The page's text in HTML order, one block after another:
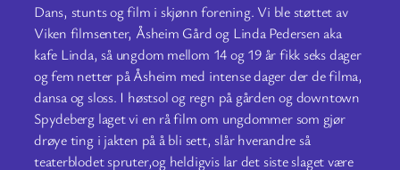
Dans, stunts og film i skjønn forening. Vi ble støttet av
Viken filmsenter, Åsheim Gård og Linda Pedersen aka
kafe Linda, så ungdom mellom 14 og 19 år fikk seks dager
og fem netter på Åsheim med intense dager der de filma,
dansa og sloss. I høstsol og regn på gården og downtown
Spydeberg laget vi en rå film om ungdommer som gjør
drøye ting i jakten på å bli sett, slår hverandre så
teaterblodet spruter,og heldigvis lar det siste slaget være